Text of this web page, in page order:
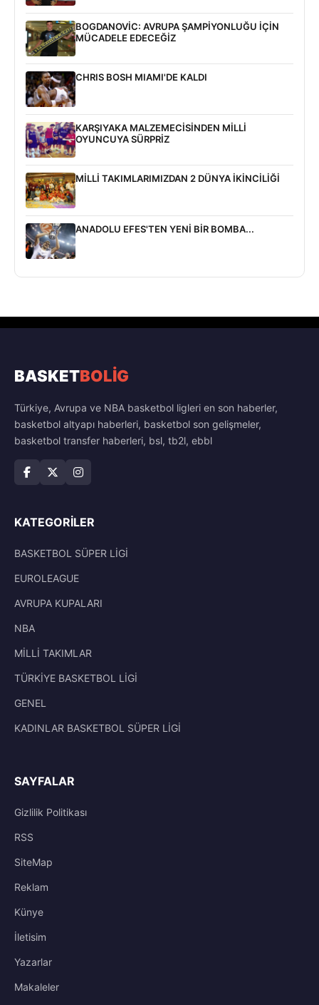
BOGDANOVİC: AVRUPA ŞAMPİYONLUĞU İÇİN
MÜCADELE EDECEĞİZ
CHRIS BOSH MIAMI'DE KALDI
KARŞIYAKA MALZEMECİSİNDEN MİLLİ
OYUNCUYA SÜRPRİZ
MİLLİ TAKIMLARIMIZDAN 2 DÜNYA İKİNCİLİĞİ
ANADOLU EFES'TEN YENİ BİR BOMBA...
BASKETBOLİG
Türkiye, Avrupa ve NBA basketbol ligleri en son haberler,
basketbol altyapı haberleri, basketbol son gelişmeler,
basketbol transfer haberleri, bsl, tb2l, ebbl
KATEGORILER
BASKETBOL SÜPER LİGİ
EUROLEAGUE
AVRUPA KUPALARI
NBA
MİLLİ TAKIMLAR
TÜRKİYE BASKETBOL LİGİ
GENEL
KADINLAR BASKETBOL SÜPER LİGİ
SAYFALAR
Gizlilik Politikası
RSS
SiteMap
Reklam
Künye
İletisim
Yazarlar
Makaleler